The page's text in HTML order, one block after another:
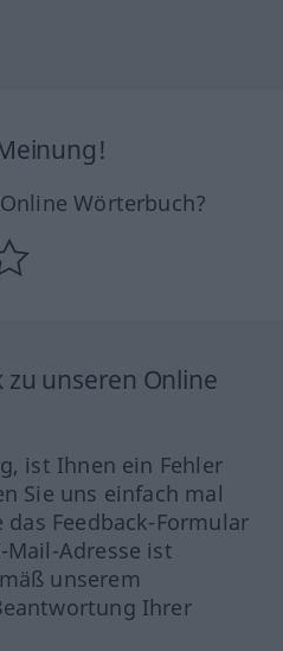
Wörterbuch?
zu unseren Online
ist Ihnen ein Fehler
Sie uns einfach mal
Feedback-Formular
Mail-Adresse ist
unserem
Ihrer